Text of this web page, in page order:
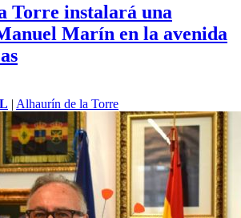
Torre instalará una
Marín en la avenida
| Alhaurín de la Torre